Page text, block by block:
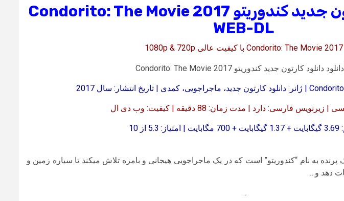
دانلود دانلود کارتون جدید کندوریتو Condorito: The Movie 2017
WEB-DL
Condorito: The Movie 2017 با کیفیت عالی 1080p & 720p
زیرنویس فارسی: دارد | مدت زمان: 88 دقیقه | کیفیت: وب دی ال
5.3 از 10
پرنده به نام “کندوریتو” است که در یک ماجراجویی هیجانی و بامزه تلاش میکند تا سیاره زمین و
دهد و…
…